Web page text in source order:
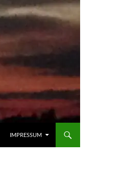
IMPRESSUM